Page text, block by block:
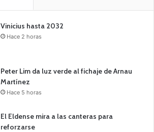
Vinicius hasta 2032
Hace 2 horas
Peter Lim da luz verde al fichaje de Arnau
Martínez
Hace 5 horas
El Eldense mira a las canteras para
reforzarse